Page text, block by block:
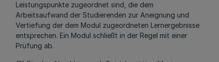
Leistungspunkte zugeordnet sind, die dem
Arbeitsaufwand der Studierenden zur Aneignung und
Vertiefung der dem Modul zugeordneten Lernergebnisse
entsprechen. Ein Modul schließt in der Regel mit einer
Prüfung ab.